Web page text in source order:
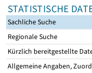
STATISTISCHE
Sachliche Suche
Regionale Suche
Kürzlich bereitgestellte
Allgemeine Angaben,